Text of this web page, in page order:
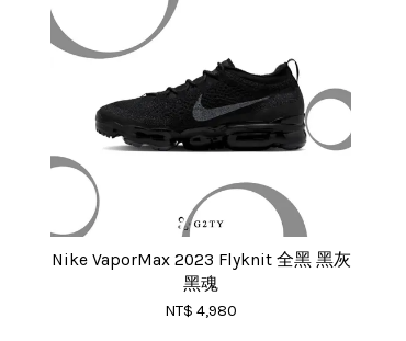
Nike VaporMax 2023 Flyknit 全黑 黑灰
黑魂
NT$ 4,980